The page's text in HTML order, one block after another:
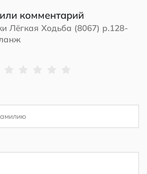
комментарий
Лёгкая Ходьба (8067) р.128-